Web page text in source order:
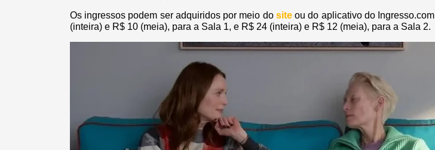
Os ingressos podem ser adquiridos por meio do siteou do aplicativo do
(inteira) e R$ 10 (meia), para a Sala 1, e R$ 24 (inteira) e R$ 12 (meia), para a Sala 2.